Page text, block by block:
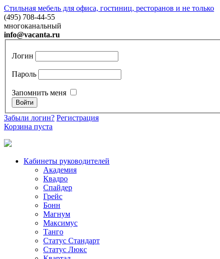
Стильная мебель для офиса, гостиниц, ресторанов и не только
(495) 708-44-55
многоканальный
info@vacanta.ru
Логин
Пароль
Запомнить меня
Забыли логин? Регистрация
Корзина пуста
Кабинеты руководителей
Академия
Квадро
Спайдер
Грейc
Бонн
Магнум
Максимус
Танго
Статус Стандарт
Статус Люкс